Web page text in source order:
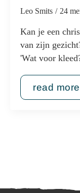
Leo Smits 24
Kan je een
van zijn
'Wat voor
read more